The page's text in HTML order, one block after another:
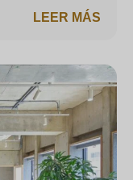
LEER MÁS